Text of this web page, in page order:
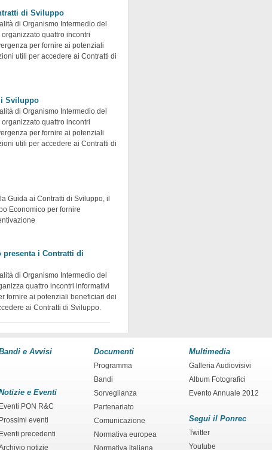
di Sviluppo
di Organismo Intermedio del
quattro incontri
per fornire ai potenziali
utili per accedere ai Contratti di
Sviluppo
di Organismo Intermedio del
quattro incontri
per fornire ai potenziali
utili per accedere ai Contratti di
Guida ai Contratti di Sviluppo, il
Economico per fornire
i Contratti di
di Organismo Intermedio del
quattro incontri informativi
fornire ai potenziali beneficiari dei
ai Contratti di Sviluppo.
e Avvisi
e Eventi
Eventi PON R&C
Prossimi eventi
Eventi precedenti
notizie
Documenti
Programma
Bandi
Sorveglianza
Partenariato
Comunicazione
Normativa europea
Normativa italiana
Multimedia
Galleria Audiovisivi
Album Fotografici
Evento Annuale 2012
Segui il Ponrec
Twitter
Youtube